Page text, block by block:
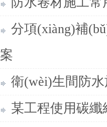
分項(xiàng)補
案
衛(wèi)生間防
某工程使用碳纖